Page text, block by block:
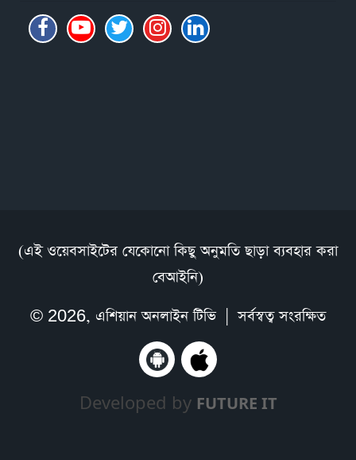
(এই ওয়েবসাইটের যেকোনো কিছু অনুমতি ছাড়া ব্যবহার করা
বেআইনি)
© 2026, এশিয়ান অনলাইন টিভি| সর্বস্বত্ব সংরক্ষিত
Developed by FUTURE IT